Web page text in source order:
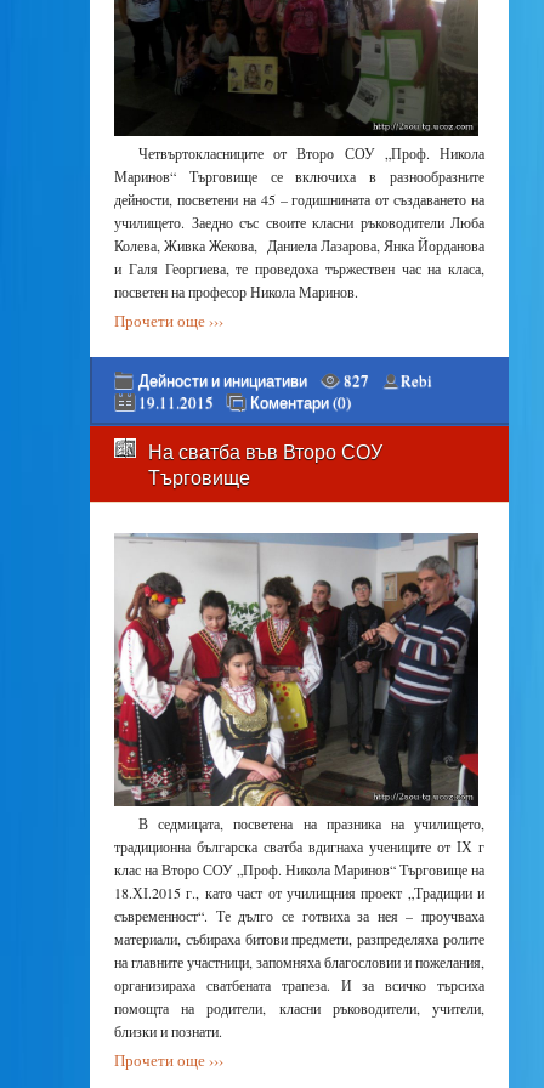
Четвъртокласниците от Второ СОУ „Проф. Никола
Маринов“ Търговище се включиха в разнообразните
дейности, посветени на 45 – годишнината от създаването на
училището. Заедно със своите класни ръководители Люба
Колева, Живка Жекова, Даниела Лазарова, Янка Йорданова
и Галя Георгиева, те проведоха тържествен час на класа,
посветен на професор Никола Маринов.
Прочети още ›››
Дейности и инициативи 827
Rebi
19.11.2015
Коментари (0)
На сватба във Второ СОУ
Търговище
В седмицата, посветена на празника на училището,
традиционна българска сватба вдигнаха учениците от ІХ г
клас на Второ СОУ „Проф. Никола Маринов“ Търговище на
18.ХІ.2015 г., като част от училищния проект „Традиции и
съвременност“. Те дълго се готвиха за нея – проучваха
материали, събираха битови предмети, разпределяха ролите
на главните участници, запомняха благословии и пожелания,
организираха сватбената трапеза. И за всичко търсиха
помощта на родители, класни ръководители, учители,
близки и познати.
Прочети още ›››